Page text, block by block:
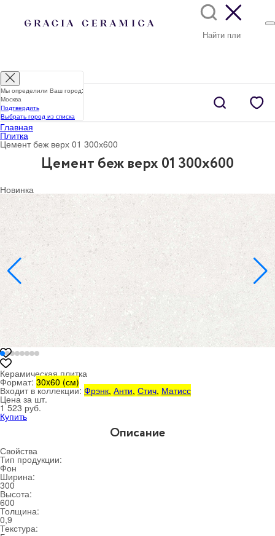
Главная
Плитка
Цемент беж верх 01 300х600
Цемент беж верх 01 300х600
Новинка
Керамическая плитка
Формат: 30x60 (см)
Входит в коллекции: Фрэнк, Анти, Стич, Матисс
Цена за шт.
1 523 руб.
Купить
Описание
Свойства
Тип продукции:
Фон
Ширина:
300
Высота:
600
Толщина:
0,9
Текстура:
Мы определили Ваш город:
Москва
Подтвердить
Выбрать город из списка